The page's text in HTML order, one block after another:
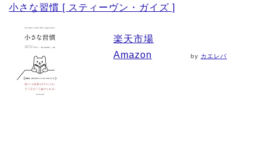
小さな習慣 [ スティーヴン・ガイズ ]
楽天市場
Amazon
by カエレバ